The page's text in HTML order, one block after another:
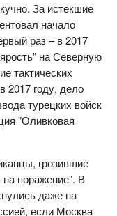
За истекшие
начало
раз – в 2017
на Северную
тактических
2017 году, дело
турецких войск
"Оливковая
грозившие
поражение". В
даже на
если Москва